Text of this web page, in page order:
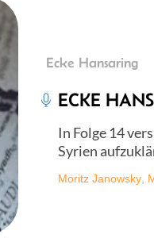
Ecke Hansaring
ECKE
In Folge 14
Syrien
Moritz Janowsky